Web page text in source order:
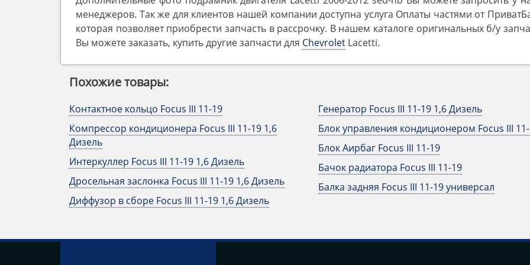
менеджеров. Так же для клиентов нашей компании доступна услуга Оплаты частями от
которая позволяет приобрести запчасть в рассрочку. В нашем каталоге оригинальных б/у
Вы можете заказать, купить другие запчасти для Chevrolet Lacetti.
Похожие товары:
Контактное кольцо Focus III 11-19
Компрессор кондиционера Focus III 11-19 1,6
Дизель
Интеркуллер Focus III 11-19 1,6 Дизель
Дросельная заслонка Focus III 11-19 1,6 Дизель
Диффузор в сборе Focus III 11-19 1,6 Дизель
Генератор Focus III 11-19 1,6 Дизель
Блок управления кондиционером Focus III
Блок Аирбаг Focus III 11-19
Бачок радиатора Focus III 11-19
Балка задняя Focus III 11-19 универсал